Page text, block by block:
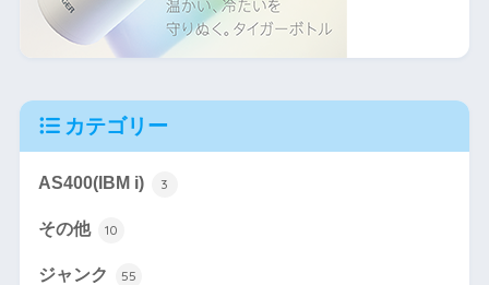
カテゴリー
AS400(IBM i) 3
その他 10
ジャンク 55